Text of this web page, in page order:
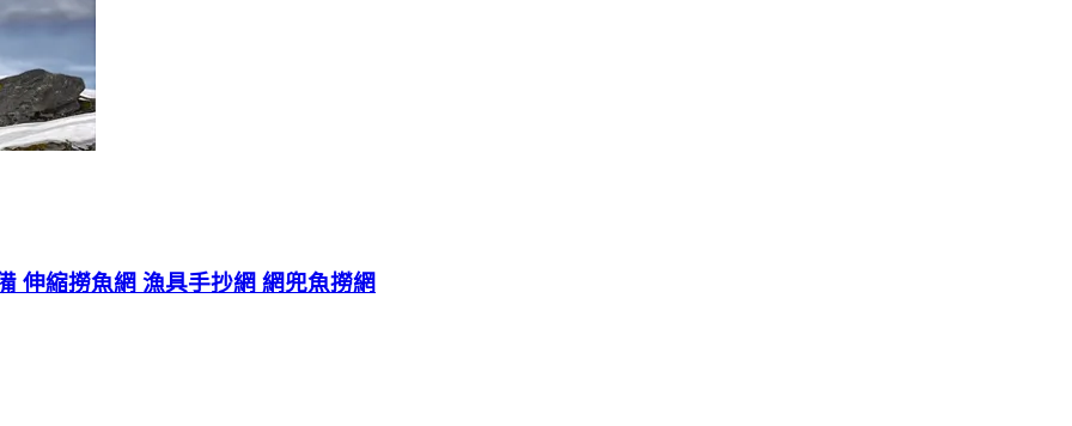
伸縮撈魚網 漁具手抄網 網兜魚撈網